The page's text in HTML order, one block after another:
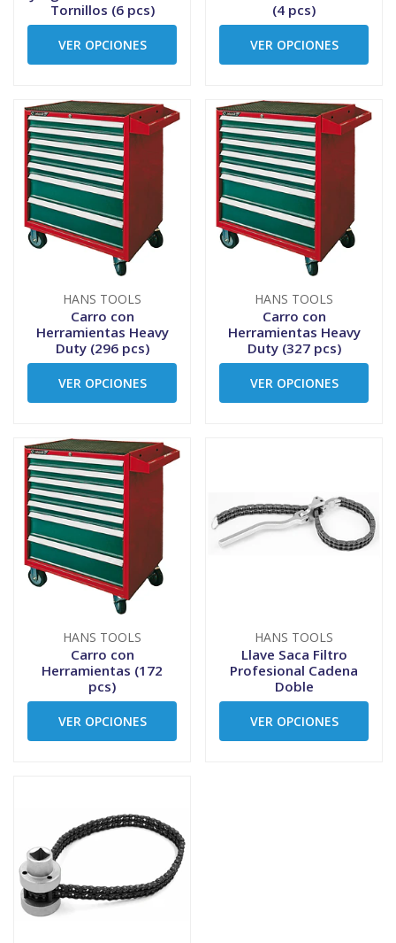
Tornillos (6 pcs)
VER OPCIONES
(4 pcs)
VER OPCIONES
HANS TOOLS
Carro con
Herramientas Heavy
Duty (296 pcs)
VER OPCIONES
HANS TOOLS
Carro con
Herramientas Heavy
Duty (327 pcs)
VER OPCIONES
HANS TOOLS
Carro con
Herramientas (172
pcs)
VER OPCIONES
HANS TOOLS
Llave Saca Filtro
Profesional Cadena
Doble
VER OPCIONES